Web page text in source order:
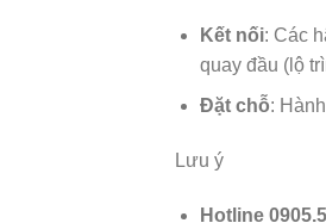
Kết nối: Các
quay đầu (lộ
Đặt chỗ:
Lưu ý
Hotline